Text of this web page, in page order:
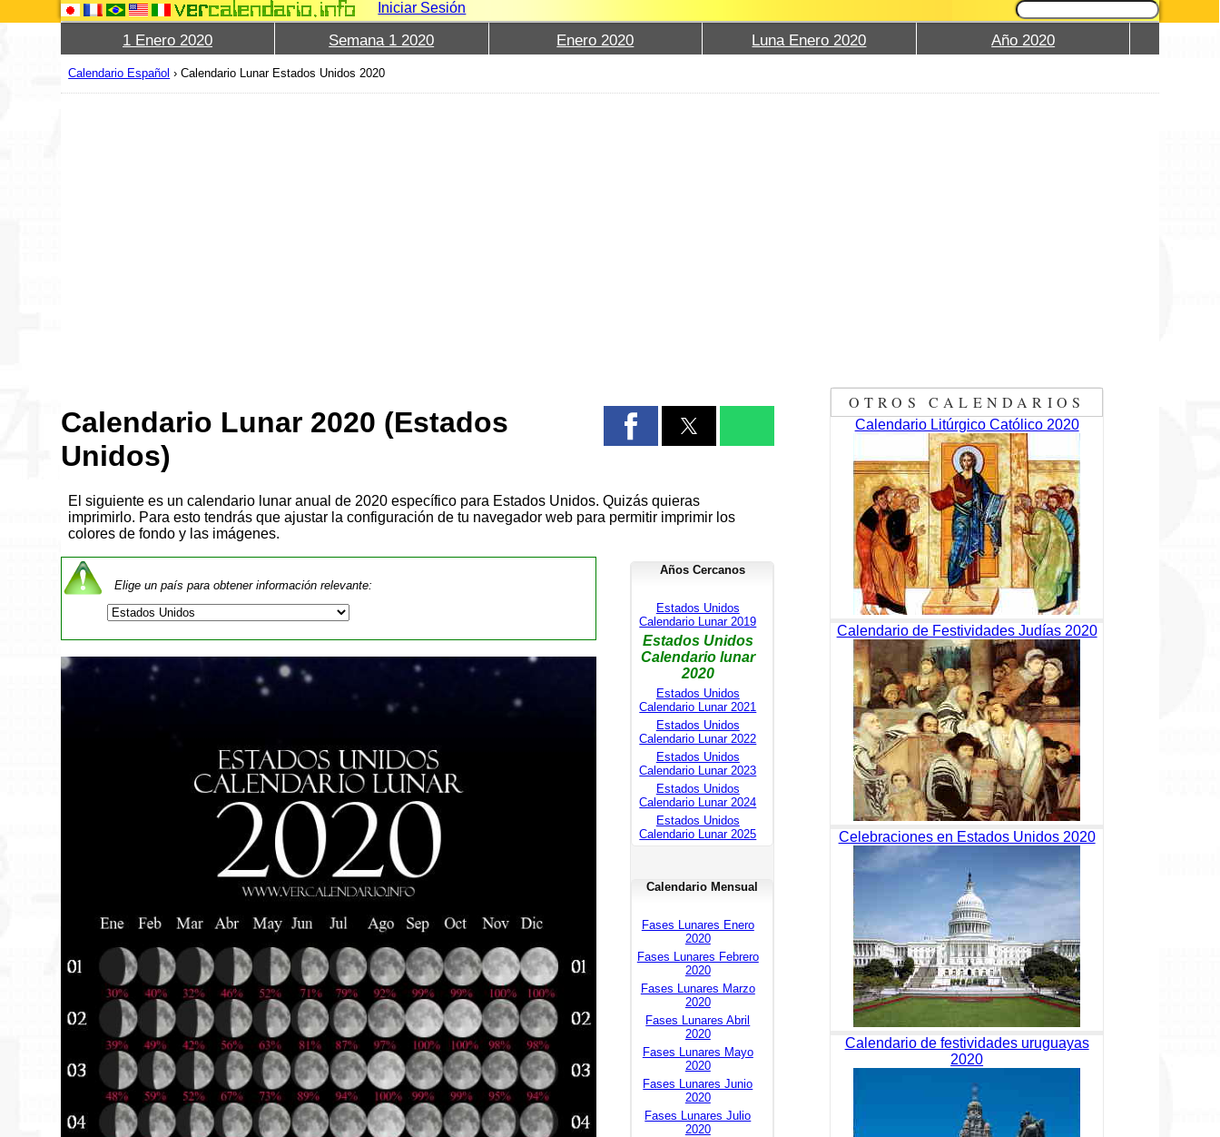
Iniciar Sesión
1 Enero 2020 Semana 1 2020 Enero 2020 Luna Enero 2020 Año 2020
Calendario Español ›Calendario Lunar Estados Unidos 2020
Calendario Lunar 2020 (Estados
Unidos)
El siguiente es un calendario lunar anual de 2020 específico para Estados Unidos. Quizás quieras
imprimirlo. Para esto tendrás que ajustar la configuración de tu navegador web para permitir imprimir los
colores de fondo y las imágenes.
Elige un país para obtener información relevante:
Años Cercanos
Estados Unidos
Calendario Lunar 2019
Estados Unidos
Calendario lunar
2020
Estados Unidos
Calendario Lunar 2021
Estados Unidos
Calendario Lunar 2022
Estados Unidos
Calendario Lunar 2023
Estados Unidos
Calendario Lunar 2024
Estados Unidos
Calendario Lunar 2025
Calendario Mensual
Fases Lunares Enero
2020
Fases Lunares Febrero
2020
Fases Lunares Marzo
2020
Fases Lunares Abril
2020
Fases Lunares Mayo
2020
Fases Lunares Junio
2020
Fases Lunares Julio
2020
OTROS CALENDARIOS
Calendario Litúrgico Católico 2020
Calendario de Festividades Judías 2020
Celebraciones en Estados Unidos 2020
Calendario de festividades uruguayas
2020